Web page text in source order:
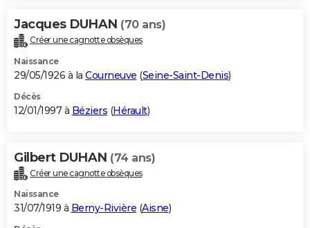
Jacques DUHAN (70 ans)
Créer une cagnotte obsèques
Naissance
29/05/1926 à la Courneuve (Seine-Saint-Denis)
Décès
12/01/1997 à Béziers (Hérault)
Gilbert DUHAN (74 ans)
Créer une cagnotte obsèques
Naissance
31/07/1919 à Berny-Rivière (Aisne)